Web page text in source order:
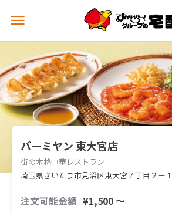
メ
ュ
ー
を
開
く
バーミヤン 東大宮店
街の本格中華レストラン
埼玉県さいたま市見沼区東大宮７丁目２－１
注文可能金額 ¥1,500 〜